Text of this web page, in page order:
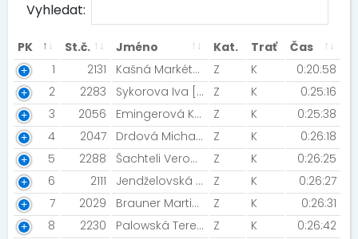
Vyhledat:
PK St.č. Jméno Kat. Trať
Čas
1
2131 Kašná Markéta [TJ Jäkl Karviná/BK Ludgeřovice] Z K
0:20:58
2
2283 Sykorova Iva [Havirov] Z K
0:25:16
3
2056 Emingerová Kateřina [Night Run Team] Z K
0:25:38
4
2047 Drdová Michaela Z K
0:26:18
5
2288 Šachteli Veronika Z K
0:26:25
6
2111 Jendželovská Martina Z K
0:26:27
7
2029 Brauner Martina [NN2022] Z K
0:26:31
8
2230 Palowská Tereza Z K
0:26:42